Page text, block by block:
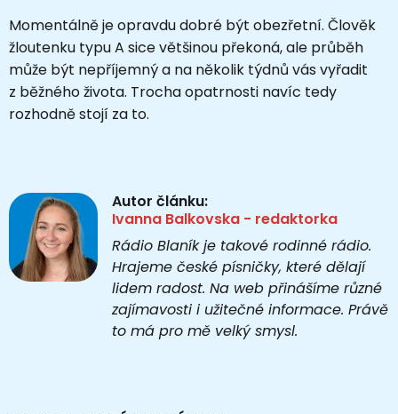
Momentálně je opravdu dobré být obezřetní. Člověk
žloutenku typu A sice většinou překoná, ale průběh
může být nepříjemný a na několik týdnů vás vyřadit
z běžného života. Trocha opatrnosti navíc tedy
rozhodně stojí za to.
Autor článku:
Ivanna Balkovska - redaktorka
Rádio Blaník je takové rodinné rádio.
Hrajeme české písničky, které dělají
lidem radost. Na web přinášíme různé
zajímavosti i užitečné informace. Právě
to má pro mě velký smysl.